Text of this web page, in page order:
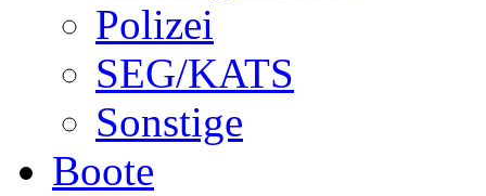
Polizei
SEG/KATS
Sonstige
Boote